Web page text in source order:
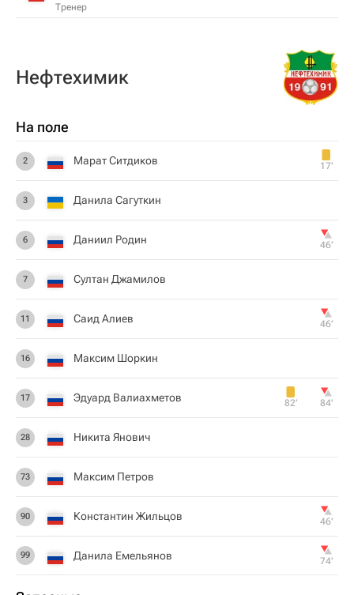
Тренер
Нефтехимик
На поле
2 Марат Ситдиков 17‎’‎
3 Данила Сагуткин
6 Даниил Родин 46‎’‎
7 Султан Джамилов
11 Саид Алиев 46‎’‎
16 Максим Шоркин
17 Эдуард Валиахметов 82‎’‎ 84‎’‎
28 Никита Янович
73 Максим Петров
90 Константин Жильцов 46‎’‎
99 Данила Емельянов 74‎’‎